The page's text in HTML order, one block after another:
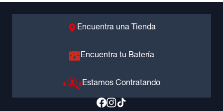
Encuentra una Tienda
Encuentra tu Batería
Estamos Contratando